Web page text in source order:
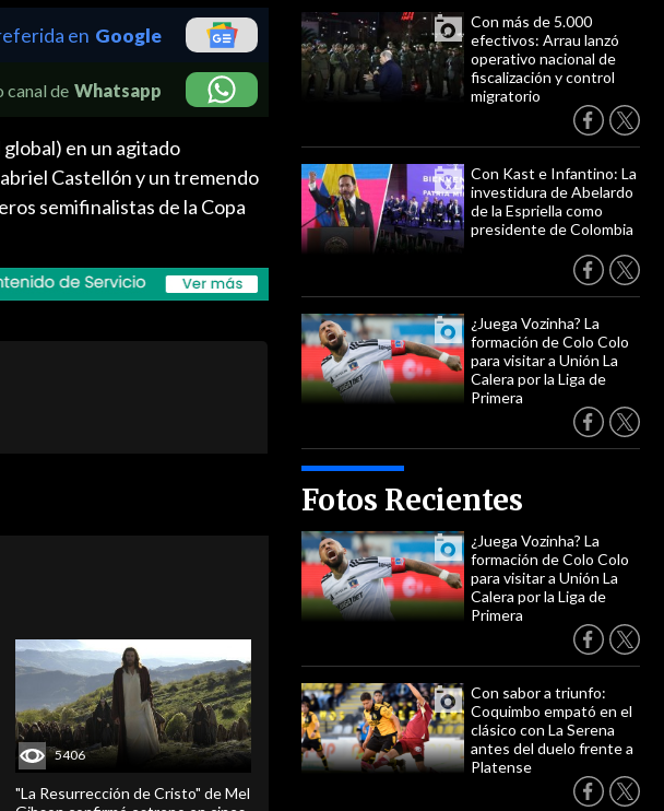
Con más de 5.000
efectivos: Arrau lanzó
operativo nacional de
fiscalización y control
migratorio
Con Kast e Infantino: La
investidura de Abelardo
de la Espriella como
presidente de Colombia
¿Juega Vozinha? La
formación de Colo Colo
para visitar a Unión La
Calera por la Liga de
Primera
Fotos Recientes
¿Juega Vozinha? La
formación de Colo Colo
para visitar a Unión La
Calera por la Liga de
Primera
Con sabor a triunfo:
Coquimbo empató en el
clásico con La Serena
antes del duelo frente a
Platense
en Google
canal de Whatsapp
en un agitado
Castellón y un tremendo
semifinalistas de la Copa
5406
"La Resurrección de Cristo" de Mel